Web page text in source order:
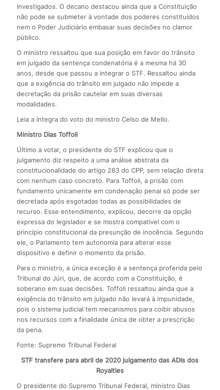
investigados. O decano destacou ainda que a Constituição
não pode se submeter à vontade dos poderes constituídos
nem o Poder Judiciário embasar suas decisões no clamor
público.
O ministro ressaltou que sua posição em favor do trânsito
em julgado da sentença condenatória é a mesma há 30
anos, desde que passou a integrar o STF. Ressaltou ainda
que a exigência do trânsito em julgado não impede a
decretação da prisão cautelar em suas diversas
modalidades.
Leia a íntegra do voto do ministro Celso de Mello.
Ministro Dias Toffoli
Último a votar, o presidente do STF explicou que o
julgamento diz respeito a uma análise abstrata da
constitucionalidade do artigo 283 do CPP, sem relação direta
com nenhum caso concreto. Para Toffoli, a prisão com
fundamento unicamente em condenação penal só pode ser
decretada após esgotadas todas as possibilidades de
recurso. Esse entendimento, explicou, decorre da opção
expressa do legislador e se mostra compatível com o
princípio constitucional da presunção de inocência. Segundo
ele, o Parlamento tem autonomia para alterar esse
dispositivo e definir o momento da prisão.
Para o ministro, a única exceção é a sentença proferida pelo
Tribunal do Júri, que, de acordo com a Constituição, é
soberano em suas decisões. Toffoli ressaltou ainda que a
exigência do trânsito em julgado não levará à impunidade,
pois o sistema judicial tem mecanismos para coibir abusos
nos recursos com a finalidade única de obter a prescrição
da pena.
Fonte: Supremo Tribunal Federal
STF transfere para abril de 2020 julgamento das ADIs dos
Royalties
O presidente do Supremo Tribunal Federal, ministro Dias